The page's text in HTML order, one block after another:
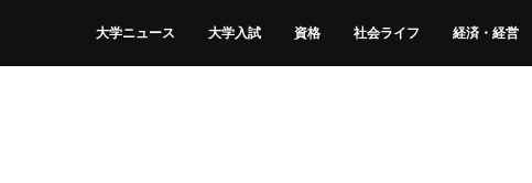
大学ニュース 大学入試 資格 社会ライフ 経済・経営